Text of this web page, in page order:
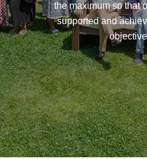
the maximum so that
supported and